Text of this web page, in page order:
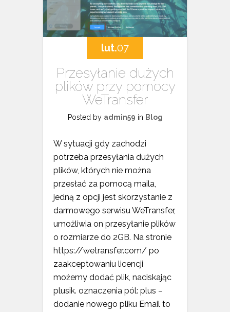
lut.07
Przesyłanie dużych
plików przy pomocy
WeTransfer
Posted by admin59 in Blog
W sytuacji gdy zachodzi
potrzeba przesyłania dużych
plików, których nie można
przesłać za pomocą maila,
jedną z opcji jest skorzystanie z
darmowego serwisu WeTransfer,
umożliwia on przesyłanie plików
o rozmiarze do 2GB. Na stronie
https://wetransfer.com/ po
zaakceptowaniu licencji
możemy dodać plik, naciskając
plusik. oznaczenia pól: plus –
dodanie nowego pliku Email to